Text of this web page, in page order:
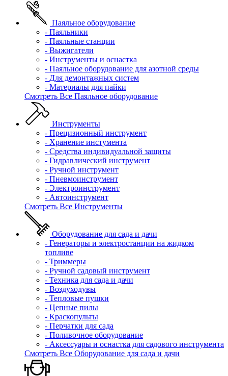
Паяльное оборудование
- Паяльники
- Паяльные станции
- Выжигатели
- Инструменты и оснастка
- Паяльное оборудование для азотной среды
- Для демонтажных систем
- Материалы для пайки
Смотреть Все Паяльное оборудование
Инструменты
- Прецизионный инструмент
- Хранение инстумента
- Средства индивидуальной защиты
- Гидравлический инструмент
- Ручной инструмент
- Пневмоинструмент
- Электроинструмент
- Автоинструмент
Смотреть Все Инструменты
Оборудование для сада и дачи
- Генераторы и электростанции на жидком
топливе
- Триммеры
- Ручной садовый инструмент
- Техника для сада и дачи
- Воздуходувы
- Тепловые пушки
- Цепные пилы
- Краскопульты
- Перчатки для сада
- Поливочное оборудование
- Аксессуары и оснастка для садового инструмента
Смотреть Все Оборудование для сада и дачи